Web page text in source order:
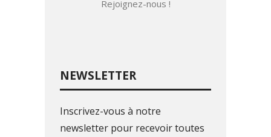
Rejoignez-nous !
NEWSLETTER
Inscrivez-vous à notre
newsletter pour recevoir toutes